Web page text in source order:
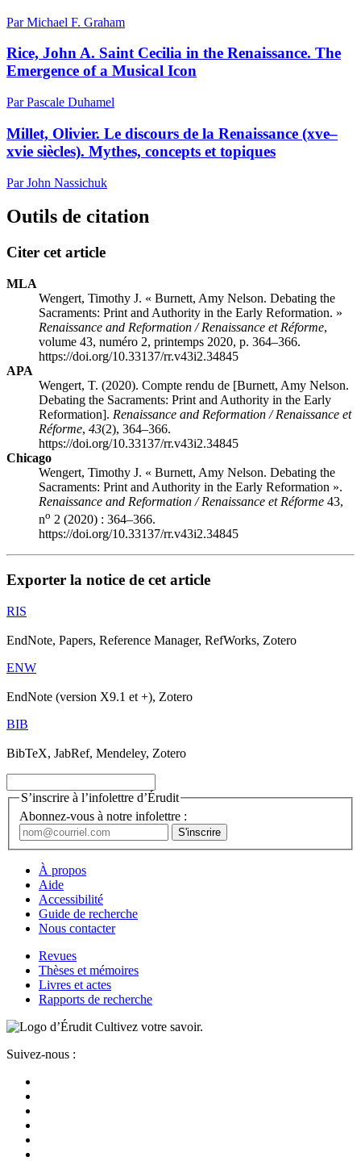
Par Michael F. Graham
Rice, John A. Saint Cecilia in the Renaissance. The
Emergence of a Musical Icon
Par Pascale Duhamel
Millet, Olivier. Le discours de la Renaissance (xve–
xvie siècles). Mythes, concepts et topiques
Par John Nassichuk
Outils de citation
Citer cet article
MLA
Wengert, Timothy J. « Burnett, Amy Nelson. Debating the
Sacraments: Print and Authority in the Early Reformation. »
Renaissance and Reformation / Renaissance et Réforme,
volume 43, numéro 2, printemps 2020, p. 364–366.
https://doi.org/10.33137/rr.v43i2.34845
APA
Wengert, T. (2020). Compte rendu de [Burnett, Amy Nelson.
Debating the Sacraments: Print and Authority in the Early
Reformation]. Renaissance and Reformation / Renaissance et
Réforme, 43(2), 364–366.
https://doi.org/10.33137/rr.v43i2.34845
Chicago
Wengert, Timothy J. « Burnett, Amy Nelson. Debating the
Sacraments: Print and Authority in the Early Reformation ».
Renaissance and Reformation / Renaissance et Réforme 43,
no 2 (2020) : 364–366.
https://doi.org/10.33137/rr.v43i2.34845
Exporter la notice de cet article
RIS
EndNote, Papers, Reference Manager, RefWorks, Zotero
ENW
EndNote (version X9.1 et +), Zotero
BIB
BibTeX, JabRef, Mendeley, Zotero
S’inscrire à l’infolettre d’Érudit
Abonnez-vous à notre infolettre :
À propos
Aide
Accessibilité
Guide de recherche
Nous contacter
Revues
Thèses et mémoires
Livres et actes
Rapports de recherche
Cultivez votre savoir.
Suivez-nous :